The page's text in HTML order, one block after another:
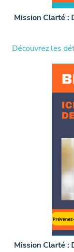
Mission Clarté :
Découvrez les
le Human
votre passion
Élaborez des
découverte à la
d'offres qui
Réussissez
l'apprentissage ;
garantissant
lancer votre
Mission Clarté :